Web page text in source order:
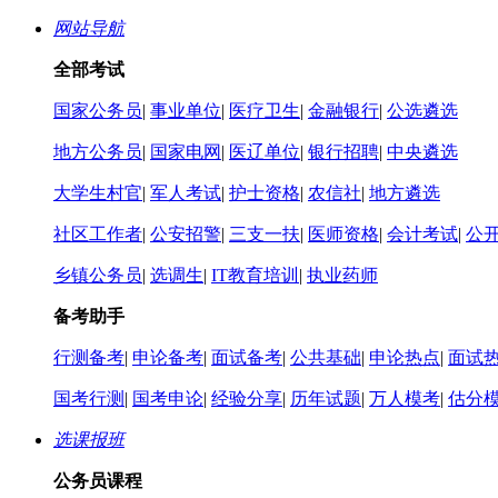
网站导航
全部考试
国家公务员| 事业单位| 医疗卫生| 金融银行| 公选遴选
地方公务员| 国家电网 | 医辽单位| 银行招聘| 中央遴选
大学生村官| 军人考试| 护士资格| 农信社| 地方遴选
社区工作者| 公安招警| 三支一扶| 医师资格| 会计考试| 公
乡镇公务员| 选调生| IT教育培训 | 执业药师
备考助手
行测备考| 申论备考| 面试备考| 公共基础| 申论热点| 面试
国考行测 | 国考申论| 经验分享| 历年试题| 万人模考| 估分
选课报班
公务员课程